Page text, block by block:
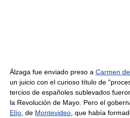
Álzaga fue enviado preso a Carmen
un juicio con el curioso título de
tercios de españoles sublevados
la Revolución de Mayo. Pero el
Elío , de Montevideo , que había